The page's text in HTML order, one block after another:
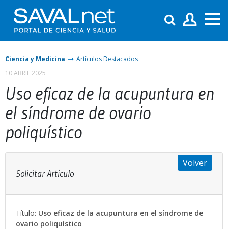
Ciencia y Medicina
Artículos Destacados
10 ABRIL 2025
Uso eficaz de la acupuntura en
el síndrome de ovario
poliquístico
Solicitar Artículo
Volver
Título: Uso eficaz de la acupuntura en el síndrome de
ovario poliquístico